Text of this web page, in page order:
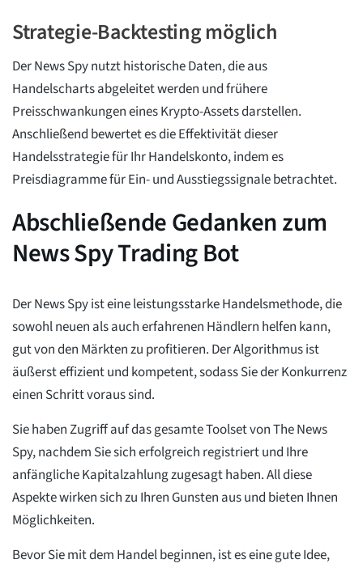
Strategie-Backtesting möglich
Der News Spy nutzt historische Daten, die aus
Handelscharts abgeleitet werden und frühere
Preisschwankungen eines Krypto-Assets darstellen.
Anschließend bewertet es die Effektivität dieser
Handelsstrategie für Ihr Handelskonto, indem es
Preisdiagramme für Ein- und Ausstiegssignale betrachtet.
Abschließende Gedanken zum
News Spy Trading Bot
Der News Spy ist eine leistungsstarke Handelsmethode, die
sowohl neuen als auch erfahrenen Händlern helfen kann,
gut von den Märkten zu profitieren. Der Algorithmus ist
äußerst effizient und kompetent, sodass Sie der Konkurrenz
einen Schritt voraus sind.
Sie haben Zugriff auf das gesamte Toolset von The News
Spy, nachdem Sie sich erfolgreich registriert und Ihre
anfängliche Kapitalzahlung zugesagt haben. All diese
Aspekte wirken sich zu Ihren Gunsten aus und bieten Ihnen
Möglichkeiten.
Bevor Sie mit dem Handel beginnen, ist es eine gute Idee,